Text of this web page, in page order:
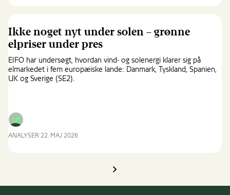
Afrikas
højvækstmarkeder
Ikke noget nyt under solen – grønne
elpriser under pres
EIFO har undersøgt, hvordan vind- og solenergi klarer sig på
elmarkedet i fem europæiske lande: Danmark, Tyskland, Spanien,
UK og Sverige (SE2).
ANALYSER 22. MAJ 2026
solen